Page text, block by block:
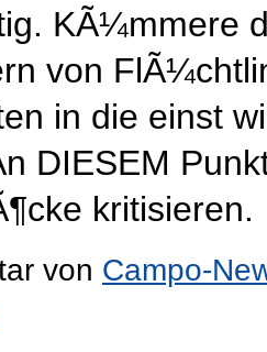
KÃ¼mmere
von
in die einst
DIESEM
kritisieren.
von Campo-